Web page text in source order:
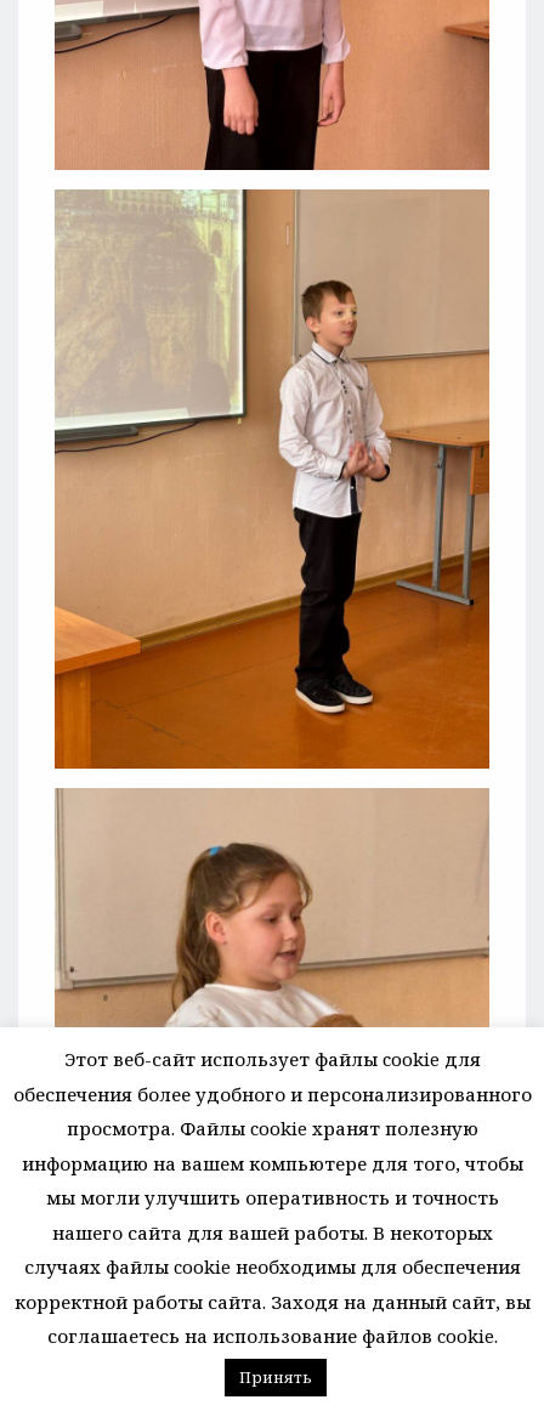
Этот веб-сайт использует файлы cookie для
обеспечения более удобного и персонализированного
просмотра. Файлы cookie хранят полезную
информацию на вашем компьютере для того, чтобы
мы могли улучшить оперативность и точность
нашего сайта для вашей работы. В некоторых
случаях файлы cookie необходимы для обеспечения
корректной работы сайта. Заходя на данный сайт, вы
соглашаетесь на использование файлов cookie.
Принять